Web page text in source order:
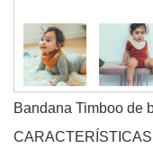
Bandana Timboo de